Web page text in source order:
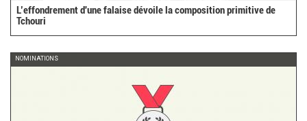
L’effondrement d'une falaise dévoile la composition primitive de
Tchouri
NOMINATIONS